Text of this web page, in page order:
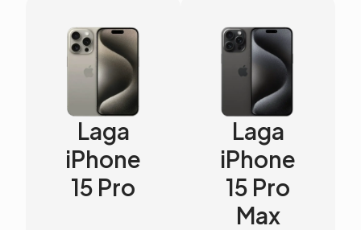
Laga
iPhone
15 Pro
Laga
iPhone
15 Pro
Max